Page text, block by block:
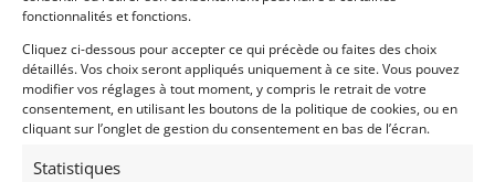
fonctionnalités et fonctions.
Cliquez ci-dessous pour accepter ce qui précède ou faites des choix
détaillés. Vos choix seront appliqués uniquement à ce site. Vous pouvez
modifier vos réglages à tout moment, y compris le retrait de votre
consentement, en utilisant les boutons de la politique de cookies, ou en
cliquant sur l’onglet de gestion du consentement en bas de l’écran.
Statistiques
d’origine « CUDDY » et a été vendue à un gentleman
driver néerlandais qui l’a engagée dans certaines
courses historiques en Europe.
En 2023, Jos Verstappen a piloté la voiture au Red
Bull Ring devant une « Orange Army » en délire et en
2024, la voiture a été invitée à une démonstration